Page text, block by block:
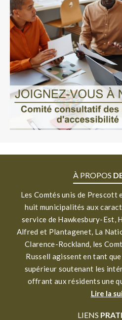
À PROPOS
Les Comtés unis de Prescott
huit municipalités aux
service de Hawkesbury-Est,
Alfred et Plantagenet, La
Clarence-Rockland, les
Russell agissent en tant
supérieur soutenant les
offrant aux résidents une
Lire la
LIENS